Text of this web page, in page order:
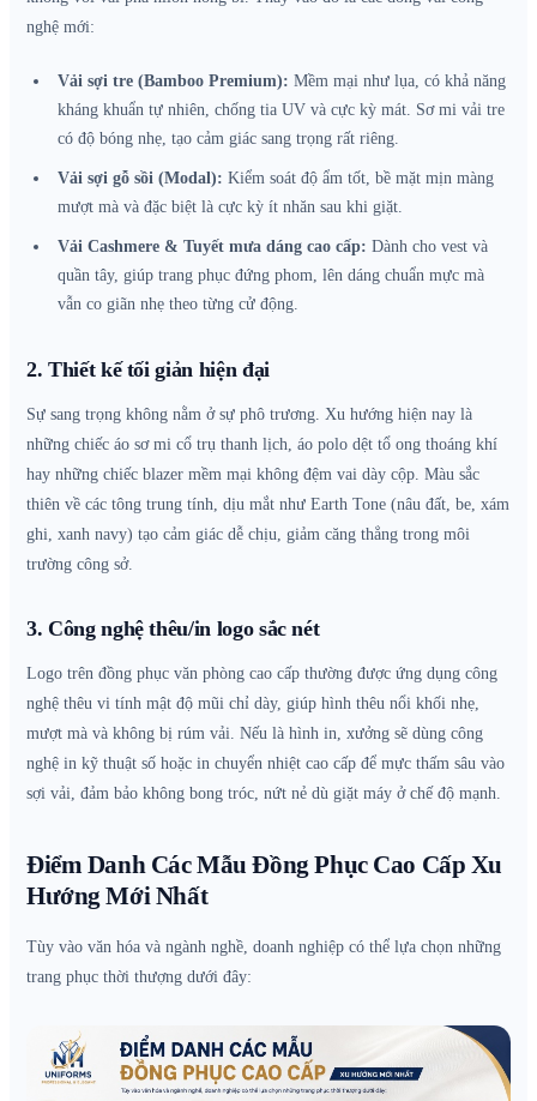
nghệ mới:
Vải sợi tre (Bamboo Premium): Mềm mại như lụa, có khả năng
kháng khuẩn tự nhiên, chống tia UV và cực kỳ mát. Sơ mi vải tre
có độ bóng nhẹ, tạo cảm giác sang trọng rất riêng.
Vải sợi gỗ sồi (Modal): Kiểm soát độ ẩm tốt, bề mặt mịn màng
mượt mà và đặc biệt là cực kỳ ít nhăn sau khi giặt.
Vải Cashmere & Tuyết mưa dáng cao cấp: Dành cho vest và
quần tây, giúp trang phục đứng phom, lên dáng chuẩn mực mà
vẫn co giãn nhẹ theo từng cử động.
2. Thiết kế tối giản hiện đại
Sự sang trọng không nằm ở sự phô trương. Xu hướng hiện nay là
những chiếc áo sơ mi cổ trụ thanh lịch, áo polo dệt tổ ong thoáng khí
hay những chiếc blazer mềm mại không đệm vai dày cộp. Màu sắc
thiên về các tông trung tính, dịu mắt như Earth Tone (nâu đất, be, xám
ghi, xanh navy) tạo cảm giác dễ chịu, giảm căng thẳng trong môi
trường công sở.
3. Công nghệ thêu/in logo sắc nét
Logo trên đồng phục văn phòng cao cấp thường được ứng dụng công
nghệ thêu vi tính mật độ mũi chỉ dày, giúp hình thêu nổi khối nhẹ,
mượt mà và không bị rúm vải. Nếu là hình in, xưởng sẽ dùng công
nghệ in kỹ thuật số hoặc in chuyển nhiệt cao cấp để mực thấm sâu vào
sợi vải, đảm bảo không bong tróc, nứt nẻ dù giặt máy ở chế độ mạnh.
Điểm Danh Các Mẫu Đồng Phục Cao Cấp Xu
Hướng Mới Nhất
Tùy vào văn hóa và ngành nghề, doanh nghiệp có thể lựa chọn những
trang phục thời thượng dưới đây: